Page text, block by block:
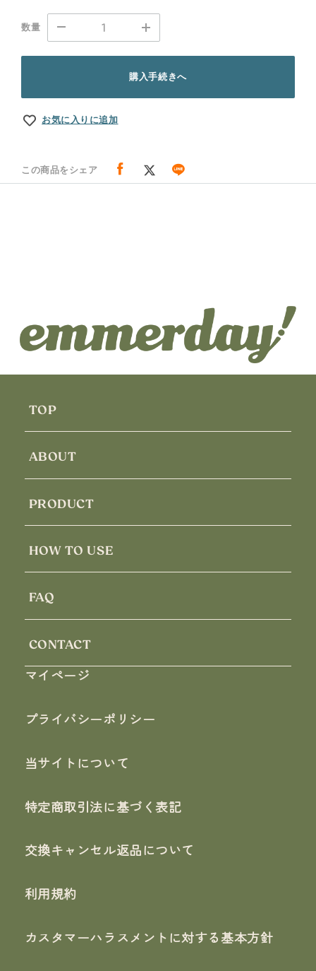
数量
購入手続きへ
お気に入りに追加
この商品をシェア
TOP
ABOUT
PRODUCT
HOW TO USE
FAQ
CONTACT
マイページ
プライバシーポリシー
当サイトについて
特定商取引法に基づく表記
交換キャンセル返品について
利用規約
カスタマーハラスメントに対する基本方針